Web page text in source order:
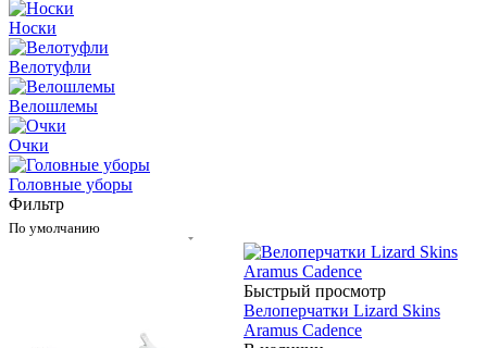
Носки
Велотуфли
Велошлемы
Очки
Головные уборы
Фильтр
По умолчанию
Быстрый просмотр
Велоперчатки Lizard Skins
Aramus Cadence